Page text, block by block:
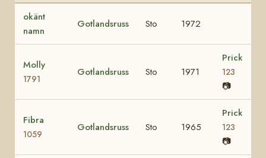
okänt
namn
Gotlandsruss Sto 1972
Molly
1791
Gotlandsruss Sto 1971
Prick
123
📷
Fibra
1059
Gotlandsruss Sto 1965
Prick
123
📷